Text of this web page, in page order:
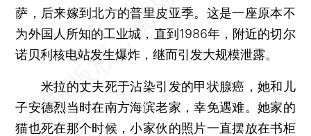
萨，后来嫁到北方的普里皮亚季。这是一座原本不
为外国人所知的工业城，直到1986年，附近的切尔
诺贝利核电站发生爆炸，继而引发大规模泄露。
米拉的丈夫死于沾染引发的甲状腺癌，她和儿
子安德烈当时在南方海滨老家，幸免遇难。她家的
猫也死在那个时候，小家伙的照片一直摆放在书柜